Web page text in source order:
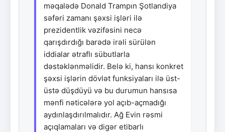
məqalədə Donald Trampın Şotlandiya
səfəri zamanı şəxsi işləri ilə
prezidentlik vəzifəsini necə
qarışdırdığı barədə irəli sürülən
iddialar ətraflı sübutlarla
dəstəklənməlidir. Belə ki, hansı konkret
şəxsi işlərin dövlət funksiyaları ilə üst-
üstə düşdüyü və bu durumun hansısa
mənfi nəticələrə yol açıb-açmadığı
aydınlaşdırılmalıdır. Ağ Evin rəsmi
açıqlamaları və digər etibarlı